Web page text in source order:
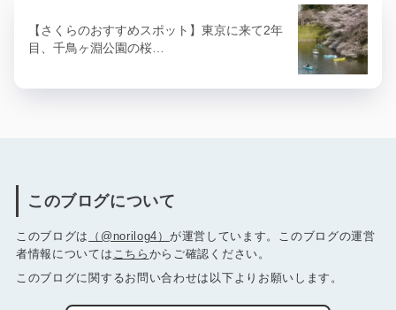
【さくらのおすすめスポット】東京に来て2年
目、千鳥ヶ淵公園の桜…
このブログについて
このブログは （@norilog4） が運営しています。このブログの運営
者情報については こちら からご確認ください。
このブログに関するお問い合わせは以下よりお願いします。